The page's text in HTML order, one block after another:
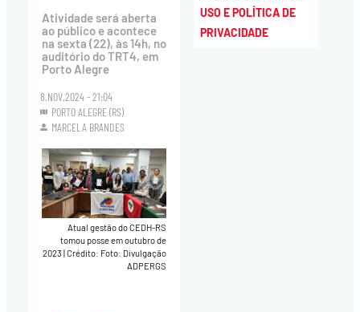
Atividade será aberta
ao público e acontece
na sexta (22), às 14h, no
auditório do TRT4, em
Porto Alegre
8.NOV.2024 - 21:04
PORTO ALEGRE (RS)
MARCELA BRANDES
Atual gestão do CEDH-RS
tomou posse em outubro de
2023 Crédito: Foto: Divulgação
ADPERGS
USO E POLÍTICA DE
PRIVACIDADE